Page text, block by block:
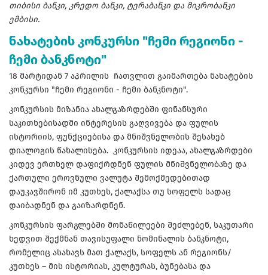
თიბისი ბანკი, კრედო ბანკი, ტერაბანკი და მიკრობანკი
ემბისი.
ნახატების კონკურსი "ჩემი რეგიონი -
ჩემი ბანკნოტი"
18 მარტიდან 7 აპრილის ჩათვლით გაიმართება ნახატების
კონკურსი "ჩემი რეგიონი - ჩემი ბანკნოტი".
კონკურსის მიზანია ახალგაზრდებში ფინანსური
საკითხებისადმი ინტერესის გაღვივება და ფულის
ისტორიის, ფუნქციებისა და მნიშვნელობის შესახებ
დიალოგის წახალისება. კონკურსის იდეაა, ახალგაზრდები
კიდევ ერთხელ დაფიქრდნენ ფულის მნიშვნელობაზე და
ქართული ეროვნული ვალუტა შემოქმედებითად
დაუკავშირონ იმ კუთხეს, ქალაქსა თუ სოფელს სადაც
დაიბადნენ და გაიზარდნენ.
კონკურსის ფარგლებში მონაწილეები შეძლებენ, საკუთარი
ხედვით შექმნან თავისუფალი ნომინალის ბანკნოტი,
რომელიც ასახავს მათ ქალაქს, სოფელს ან რეგიონს/
კუთხეს – მის ისტორიას, კულტურას, ბუნებასა და